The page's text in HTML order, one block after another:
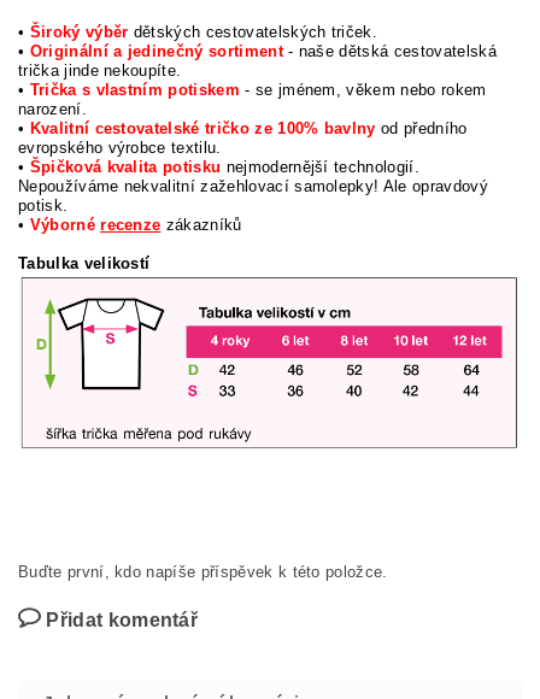
• Široký výběr dětských cestovatelských triček.
• Originální a jedinečný sortiment- naše dětská cestovatelská
trička jinde nekoupíte.
• Trička s vlastním potiskem- se jménem, věkem nebo rokem
narození.
• Kvalitní cestovatelské tričko ze 100% bavlny od předního
evropského výrobce textilu.
• Špičková kvalita potisku nejmodernější technologií.
Nepoužíváme nekvalitní zažehlovací samolepky! Ale opravdový
potisk.
• Výbornérecenze zákazníků
Tabulka velikostí
Buďte první, kdo napíše příspěvek k této položce.
Přidat komentář